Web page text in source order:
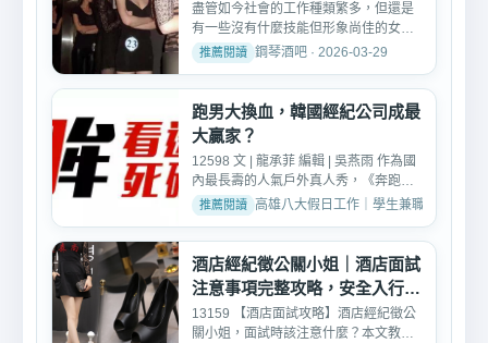
盡管如今社會的工作種類繁多，但還是
有一些沒有什麼技能但形象尚佳的女
生，由于生活和家庭經濟上...
鋼琴酒吧 · 2026-03-29
跑男大換血，韓國經紀公司成最
大贏家？
12598 文 | 龍承菲 編輯 | 吳燕雨 作為國
內最長壽的人氣戶外真人秀，《奔跑
吧》已連續多年蟬聯了...
高雄八大假日工作｜學生兼職與現領資
酒店經紀徵公關小姐｜酒店面試
注意事項完整攻略，安全入行不
踩雷
13159 【酒店面試攻略】酒店經紀徵公
關小姐，面試時該注意什麼？本文教妳